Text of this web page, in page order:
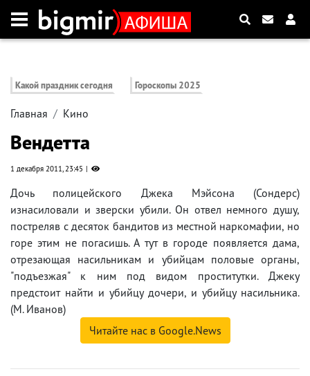
Какой праздник сегодня Гороскопы 2025
Главная Кино
Вендетта
1 декабря 2011, 23:45
Дочь полицейского Джека Мэйсона (Сондерс)
изнасиловали и зверски убили. Он отвел немного душу,
постреляв с десяток бандитов из местной наркомафии, но
горе этим не погасишь. А тут в городе появляется дама,
отрезающая насильникам и убийцам половые органы,
"подъезжая" к ним под видом проститутки. Джеку
предстоит найти и убийцу дочери, и убийцу насильника.
(М. Иванов)
Читайте нас в Google.News